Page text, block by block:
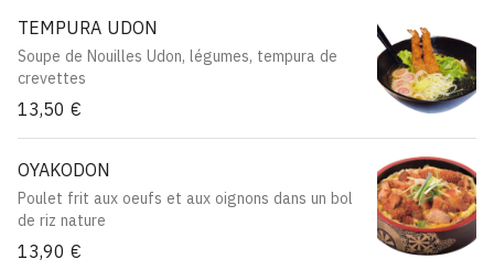
TEMPURA UDON
Soupe de Nouilles Udon, légumes, tempura de
crevettes
13,50 €
OYAKODON
Poulet frit aux oeufs et aux oignons dans un bol
de riz nature
13,90 €